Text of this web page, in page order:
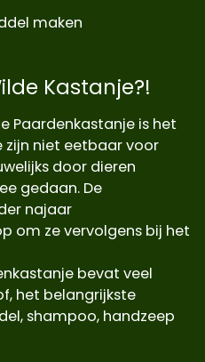
maken
Kastanje?!
Paardenkastanje is het
zijn niet eetbaar voor
door dieren
gedaan. De
najaar
om ze vervolgens bij het
bevat veel
het belangrijkste
shampoo, handzeep